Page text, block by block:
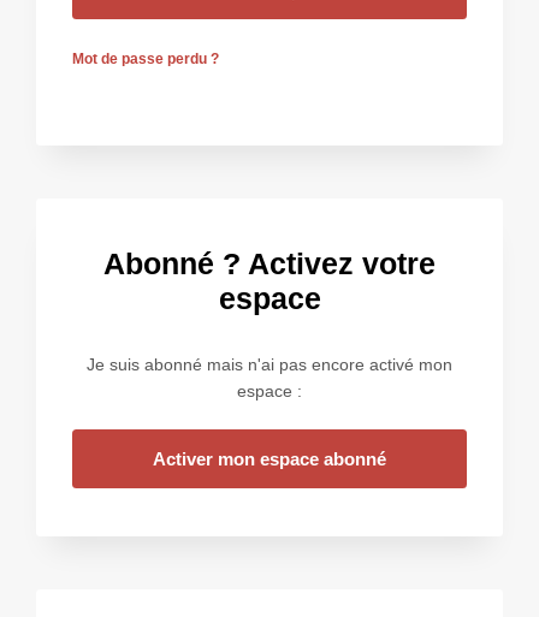
Mot de passe perdu ?
Abonné ? Activez votre
espace
Je suis abonné mais n'ai pas encore activé mon
espace :
Activer mon espace abonné